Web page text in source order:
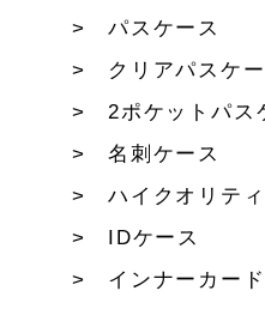
パスケース
クリアパスケ
2ポケットパス
名刺ケース
ハイクオリテ
IDケース
インナーカー